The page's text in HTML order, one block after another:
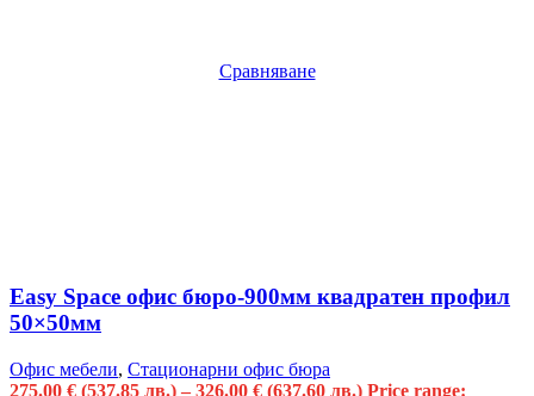
Сравняване
Easy Space офис бюро-900мм квадратен профил
50×50мм
Офис мебели, Стационарни офис бюра
275.00 € (537.85 лв.) – 326.00 € (637.60 лв.) Price range: